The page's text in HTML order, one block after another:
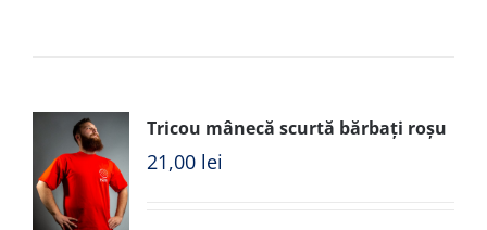
Tricou mânecă scurtă bărbați roșu
21,00 lei